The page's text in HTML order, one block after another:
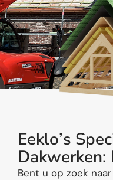
Eeklo’s Spec
Dakwerken:
Bent u op zoek